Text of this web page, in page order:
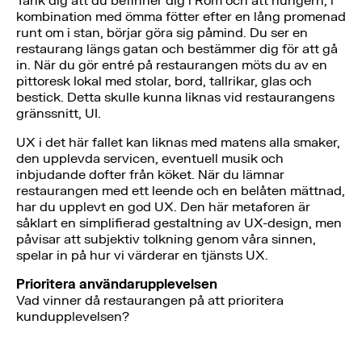
kombination med ömma fötter efter en lång promenad
runt om i stan, börjar göra sig påmind. Du ser en
restaurang längs gatan och bestämmer dig för att gå
in. När du gör entré på restaurangen möts du av en
pittoresk lokal med stolar, bord, tallrikar, glas och
bestick. Detta skulle kunna liknas vid restaurangens
gränssnitt, UI.
UX i det här fallet kan liknas med matens alla smaker,
den upplevda servicen, eventuell musik och
inbjudande dofter från köket. När du lämnar
restaurangen med ett leende och en belåten mättnad,
har du upplevt en god UX. Den här metaforen är
såklart en simplifierad gestaltning av UX-design, men
påvisar att subjektiv tolkning genom våra sinnen,
spelar in på hur vi värderar en tjänsts UX.
Prioritera användarupplevelsen
Vad vinner då restaurangen på att prioritera
kundupplevelsen?